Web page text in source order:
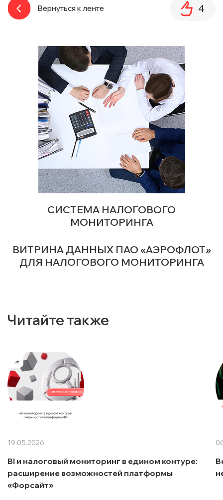
Вернуться к ленте 4
СИСТЕМА НАЛОГОВОГО
МОНИТОРИНГА
ВИТРИНА ДАННЫХ ПАО «АЭРОФЛОТ»
ДЛЯ НАЛОГОВОГО МОНИТОРИНГА
Читайте также
19.05.2026
BI и налоговый мониторинг в едином контуре:
расширение возможностей платформы
«Форсайт»